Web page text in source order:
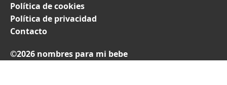
Política de cookies
Política de privacidad
Contacto
©2026 nombres para mi bebe